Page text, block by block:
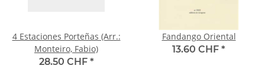
4 Estaciones Porteñas (Arr.:
Monteiro, Fabio)
28.50 CHF *
Fandango Oriental
13.60 CHF *